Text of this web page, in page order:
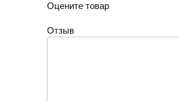
Оцените товар
Отзыв